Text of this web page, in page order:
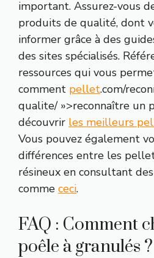
important. Assurez-vous
produits de qualité, dont
informer grâce à des
des sites spécialisés.
ressources qui vous
comment pellet.com/
qualite/ »>reconnaître un
découvrir les meilleurs
Vous pouvez également
différences entre les
résineux en consultant
comme ceci.
FAQ : Comment
poêle à granulés ?